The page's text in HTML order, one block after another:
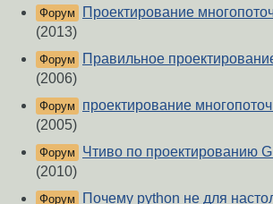
Форум
Проектирование
(2013)
Форум
Правильное
(2006)
Форум
проектирование
(2005)
Форум
Чтиво по проектированию
(2010)
Форум Почему python не для